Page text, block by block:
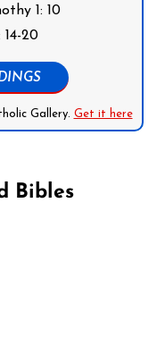
1: 10
20
Gallery. Get it here
Bibles